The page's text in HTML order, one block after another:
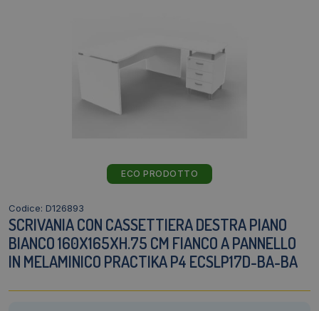
ECO PRODOTTO
Codice: D126893
SCRIVANIA CON CASSETTIERA DESTRA PIANO
BIANCO 160X165XH.75 CM FIANCO A PANNELLO
IN MELAMINICO PRACTIKA P4 ECSLP17D-BA-BA